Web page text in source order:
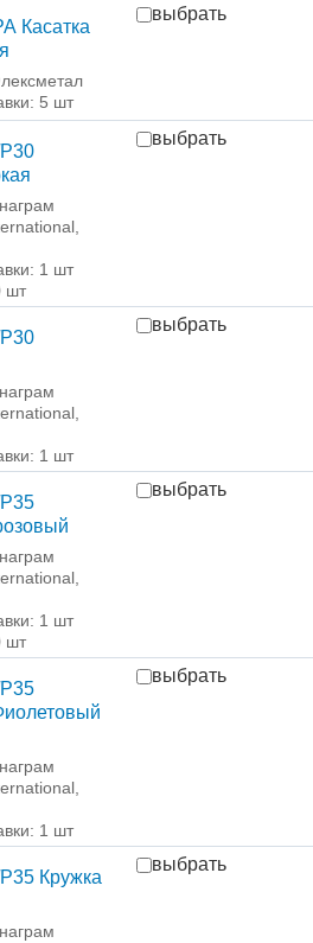
Касатка
5 шт
выбрать
1 шт
шт
выбрать
1 шт
выбрать
1 шт
шт
выбрать
1 шт
выбрать
Кружка
выбрать